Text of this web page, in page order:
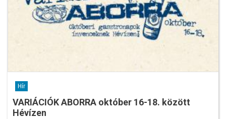
Hír
VARIÁCIÓK ABORRA október 16-18. között
Hévízen